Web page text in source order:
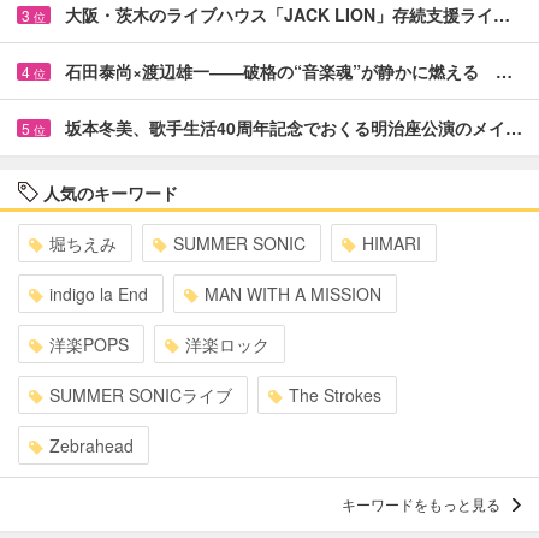
3 位 大阪・茨木のライブハウス「JACK LION」存続支援ライ…
4 位 石田泰尚×渡辺雄一――破格の“音楽魂”が静かに燃える …
5 位 坂本冬美、歌手生活40周年記念でおくる明治座公演のメイ…
人気のキーワード
堀ちえみ SUMMER SONIC HIMARI
indigo la End MAN WITH A MISSION
洋楽POPS 洋楽ロック
SUMMER SONICライブ The Strokes
Zebrahead
キーワードをもっと見る